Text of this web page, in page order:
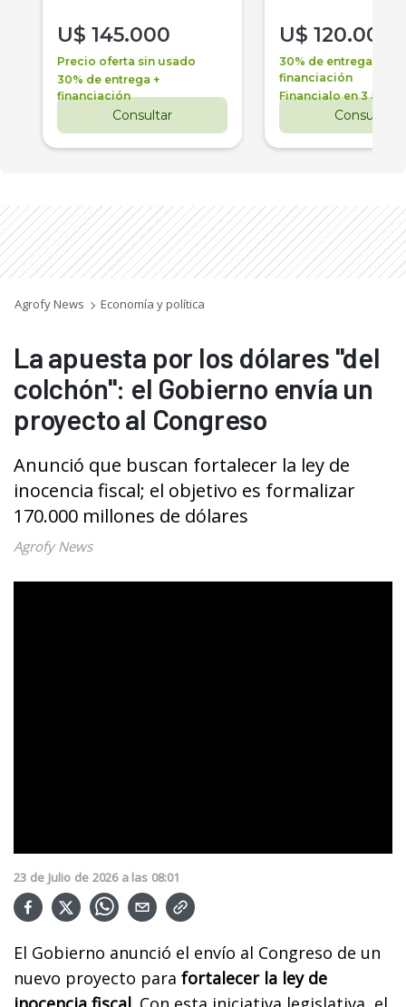
U$ 145.000
Precio oferta sin usado
30% de entrega +
financiación
Consultar
U$ 120.000
30% de entrega +
financiación
Financialo en 3 años
Consultar
Agrofy News Economía y política
La apuesta por los dólares "del
colchón": el Gobierno envía un
proyecto al Congreso
Anunció que buscan fortalecer la ley de
inocencia fiscal; el objetivo es formalizar
170.000 millones de dólares
Agrofy News
23 de Julio de 2026 a las 08:01
El Gobierno anunció el envío al Congreso de un
nuevo proyecto para fortalecer la ley de